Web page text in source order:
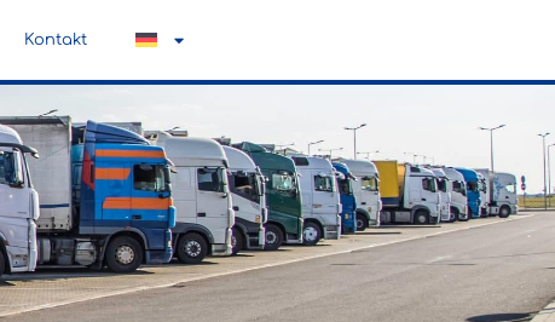
Kontakt